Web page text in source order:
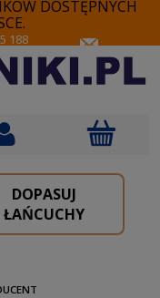
DOSTĘPNYCH
188
DOPASUJ
ŁAŃCUCHY